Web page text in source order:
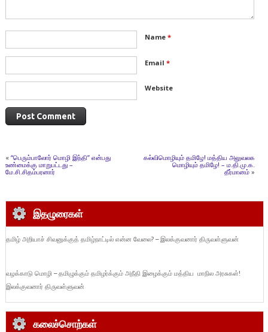
Name *
Email *
Website
« ‘‘பெரும்பாலோர் மொழி இந்தி’’ என்பது
உண்மைக்கு மாறுபட்டது –
மே.சி.சிதம்பரனார்
கல்விமொழியும் தமிழே! மத்திய அலுவலக
மொழியும் தமிழே! – ம.தி.மு.க.
தீர்மானம் »
இதழுரைகள்
தமிழ் அறியாச் சிவனுக்குத் தமிழ்நாட்டில் என்ன வேலை? – இலக்குவனார் திருவள்ளுவன்
வழக்காடு மொழி – தமிழுக்கும் தமிழர்க்கும் அநீதி இழைக்கும் மத்திய மாநில அரசுகள்!
இலக்குவனார் திருவள்ளுவன்
கலைச்சொற்கள்